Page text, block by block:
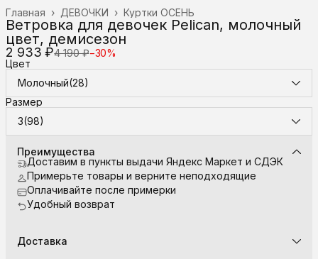
Куртки ОСЕНЬ
ДЕВОЧКИ ›
Главная ›
Ветровка для девочек Pelican, молочный
цвет, демисезон
2 933 ₽4 190 ₽−30%
Цвет
Молочный(28)
Размер
3(98)
Преимущества
Доставим в пункты выдачи Яндекс Маркет и СДЭК
Примерьте товары и верните неподходящие
Оплачивайте после примерки
Удобный возврат
Доставка